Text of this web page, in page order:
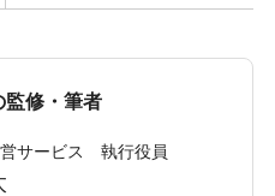
監修・筆者
営サービス 執行役員